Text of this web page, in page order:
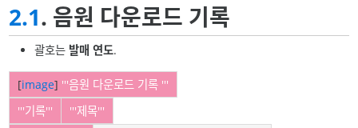
2.1. 음원 다운로드 기록
괄호는 발매 연도.
[image] '''음원 다운로드 기록 '''
'''기록'''
'''제목'''